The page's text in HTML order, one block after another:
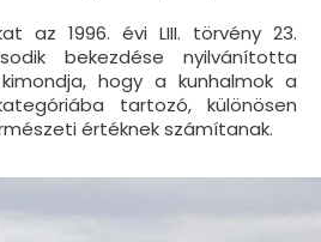
az 1996. évi LIII. törvény 23.
bekezdése nyilvánította
hogy a kunhalmok a
tartozó, különösen
értéknek számítanak.